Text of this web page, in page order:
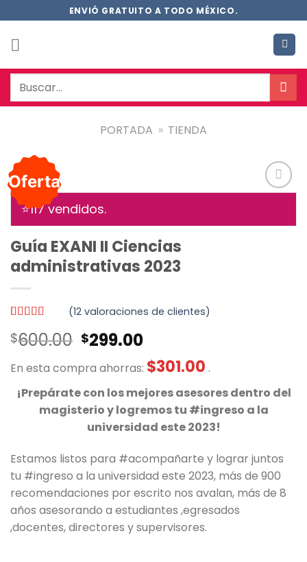
al
contenido
ENVIÓ GRATUITO A TODO MÉXICO.
Buscar
PORTADA » TIENDA
Oferta
lista de
⭐117vendidos.
Guía EXANI II Ciencias
administrativas 2023
con5.00de
5 en base a
de clientes
(12valoraciones de clientes)
$600.00 El
original
era:
$600.00.
$299.00El
precio
actual
es:
$299.00.
En esta compra ahorras: $301.00 .
¡Prepárate con los mejores asesores dentro del
magisterio y logremos tu #ingreso a la
universidad este 2023!
Estamos listos para #acompañarte y lograr juntos
tu #ingreso a la universidad este 2023, más de 900
recomendaciones por escrito nos avalan, más de 8
años asesorando a estudiantes ,egresados
,docentes, directores y supervisores.